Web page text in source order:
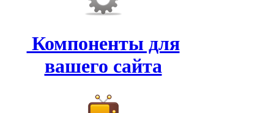
Компоненты для
вашего сайта